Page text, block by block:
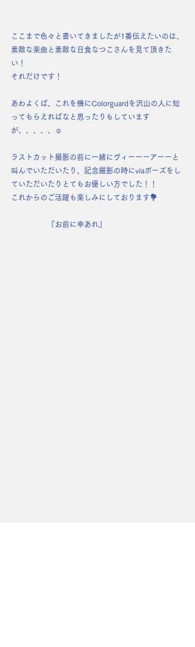
ここまで色々と書いてきましたが1番伝えたいのは、
素敵な楽曲と素敵な日食なつこさんを見て頂きた
い！
それだけです！
あわよくば、これを機にColorguardを沢山の人に知
ってもらえればなと思ったりもしています
が、、、、、☺️
ラストカット撮影の前に一緒にヴィーーーアーーと
叫んでいただいたり、記念撮影の時にviaポーズをし
ていただいたりとてもお優しい方でした！！
これからのご活躍も楽しみにしております💐
『お前に幸あれ』